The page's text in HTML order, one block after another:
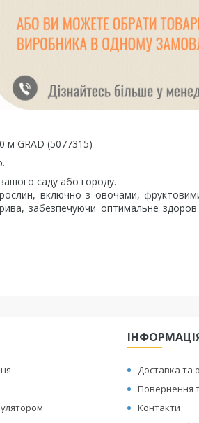
м GRAD (5077315)
саду або городу.
рослин, включно з овочами,
забезпечуючи оптимальне
Доставка та
Повернення
Контакти